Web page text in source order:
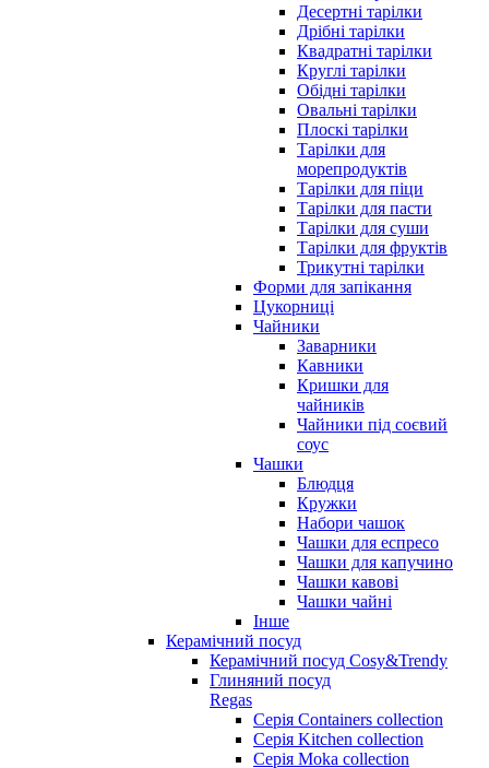
Десертні тарілки
Дрібні тарілки
Квадратні тарілки
Круглі тарілки
Обідні тарілки
Овальні тарілки
Плоскі тарілки
Тарілки для
морепродуктів
Тарілки для піци
Тарілки для пасти
Тарілки для суши
Тарілки для фруктів
Трикутні тарілки
Форми для запікання
Цукорниці
Чайники
Заварники
Кавники
Кришки для
чайників
Чайники під соєвий
соус
Чашки
Блюдця
Кружки
Набори чашок
Чашки для еспресо
Чашки для капучино
Чашки кавові
Чашки чайні
Інше
Керамічний посуд
Керамічний посуд Cosy&Trendy
Глиняний посуд
Regas
Серія Containers collection
Серія Kitchen collection
Серія Moka collection